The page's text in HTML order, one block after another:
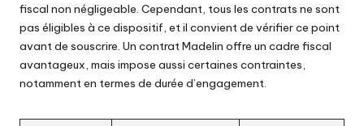
fiscal non négligeable. Cependant, tous les contrats ne sont
pas éligibles à ce dispositif, et il convient de vérifier ce point
avant de souscrire. Un contrat Madelin offre un cadre fiscal
avantageux, mais impose aussi certaines contraintes,
notamment en termes de durée d’engagement.